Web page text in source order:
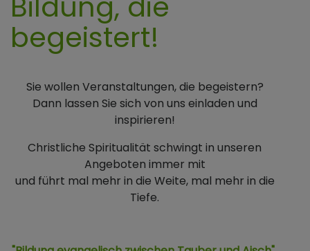
begeistert!
Sie wollen Veranstaltungen, die begeistern?
Dann lassen Sie sich von uns einladen und
inspirieren!
Christliche Spiritualität schwingt in unseren
Angeboten immer mit
und führt mal mehr in die Weite, mal mehr in die
Tiefe.